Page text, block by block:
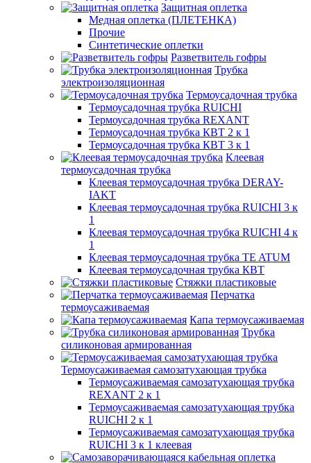
Защитная оплетка
Медная оплетка (ПЛЕТЕНКА)
Прочие
Синтетические оплетки
Разветвитель гофры
Трубка
электроизоляционная
Термоусадочная трубка
Термоусадочная трубка RUICHI
Термоусадочная трубка REXANT
Термоусадочная трубка КВТ 2 к 1
Термоусадочная трубка КВТ 3 к 1
Клеевая
термоусадочная трубка
Клеевая термоусадочная трубка DERAY-
IAKT
Клеевая термоусадочная трубка RUICHI 3 к
1
Клеевая термоусадочная трубка RUICHI 4 к
1
Клеевая термоусадочная трубка TE ATUM
Клеевая термоусадочная трубка КВТ
Стяжки пластиковые
Перчатка
термоусаживаемая
Капа термоусаживаемая
Трубка
силиконовая армированная
Термоусаживаемая самозатухающая трубка
Термоусаживаемая самозатухающая трубка
REXANT 2 к 1
Термоусаживаемая самозатухающая трубка
RUICHI 2 к 1
Термоусаживаемая самозатухающая трубка
RUICHI 3 к 1 клеевая